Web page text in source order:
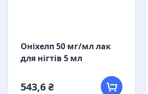
Оніхелп 50 мг/мл лак
для нігтів 5 мл
543,6 ₴